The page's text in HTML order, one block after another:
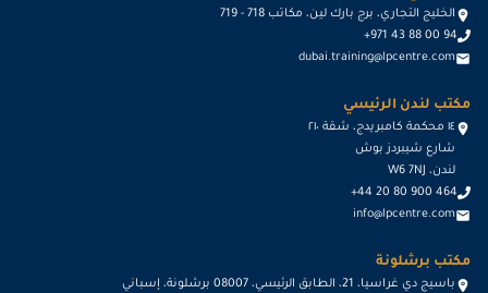
الخليج التجاري، برج بارك لين، مكاتب 718 - 719
+971 43 88 00 94
dubai.training@lpcentre.com
مكتب لندن الرئيسي
١٤ محكمة كامبريدج، شقة ٢١٠
شارع شيبردز بوش
لندن، W6 7NJ
+44 20 80 900 464
info@lpcentre.com
مكتب برشلونة
باسيج دي غراسيا، 21، الطابق الرئيسي، 08007 برشلونة، إسباني